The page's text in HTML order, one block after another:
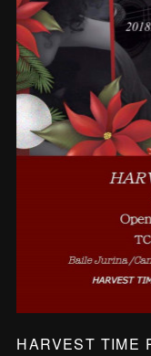
HARVEST TIME